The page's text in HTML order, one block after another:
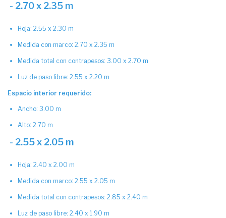
- 2.70 x 2.35 m
Hoja: 2.55 x 2.30 m
Medida con marco: 2.70 x 2.35 m
Medida total con contrapesos: 3.00 x 2.70 m
Luz de paso libre: 2.55 x 2.20 m
Espacio interior requerido:
Ancho: 3.00 m
Alto: 2.70 m
- 2.55 x 2.05 m
Hoja: 2.40 x 2.00 m
Medida con marco: 2.55 x 2.05 m
Medida total con contrapesos: 2.85 x 2.40 m
Luz de paso libre: 2.40 x 1.90 m